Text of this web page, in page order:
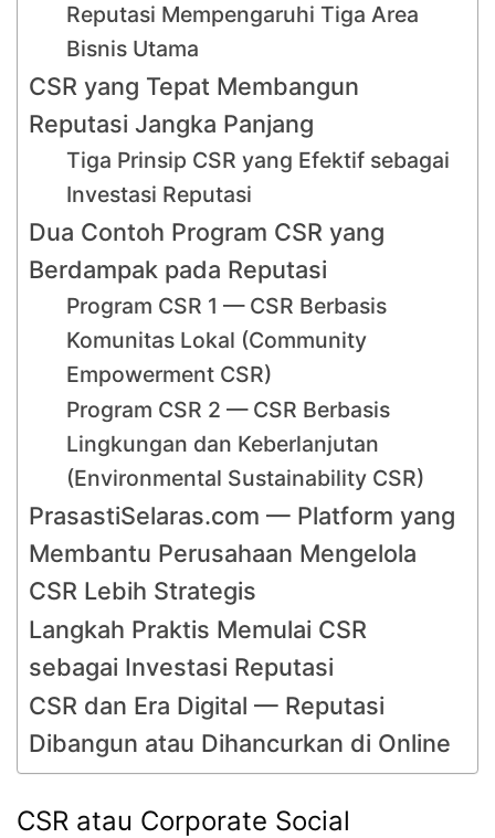
Reputasi Mempengaruhi Tiga Area
Bisnis Utama
CSR yang Tepat Membangun
Reputasi Jangka Panjang
Tiga Prinsip CSR yang Efektif sebagai
Investasi Reputasi
Dua Contoh Program CSR yang
Berdampak pada Reputasi
Program CSR 1 — CSR Berbasis
Komunitas Lokal (Community
Empowerment CSR)
Program CSR 2 — CSR Berbasis
Lingkungan dan Keberlanjutan
(Environmental Sustainability CSR)
PrasastiSelaras.com — Platform yang
Membantu Perusahaan Mengelola
CSR Lebih Strategis
Langkah Praktis Memulai CSR
sebagai Investasi Reputasi
CSR dan Era Digital — Reputasi
Dibangun atau Dihancurkan di Online
CSR atau Corporate Social